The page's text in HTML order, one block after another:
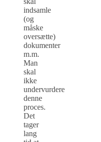
indsamle
(og
måske
oversætte)
dokumenter
m.m.
Man
skal
ikke
undervurdere
denne
proces.
Det
tager
lang